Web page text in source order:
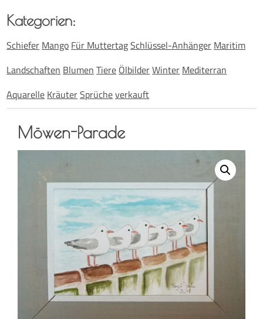
Möwen-Para­de
Kate­go­rien:
Schiefer Mango Für MuttertagSchlüssel-Anhänger Maritim
Landschaften Blumen Tiere ÖlbilderWinter Mediterran
Aquarelle KräuterSprücheverkauft